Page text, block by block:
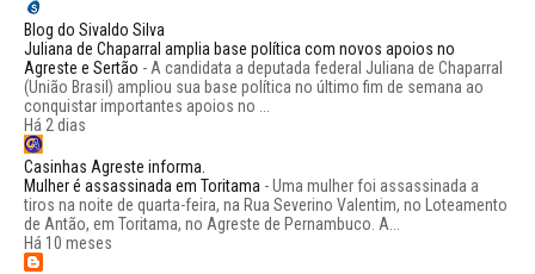
Blog do Sivaldo Silva
Juliana de Chaparral amplia base política com novos apoios no
Agreste e Sertão -A candidata a deputada federal Juliana de Chaparral
(União Brasil) ampliou sua base política no último fim de semana ao
conquistar importantes apoios no ...
Há 2 dias
Casinhas Agreste informa.
Mulher é assassinada em Toritama -Uma mulher foi assassinada a
tiros na noite de quarta-feira, na Rua Severino Valentim, no Loteamento
de Antão, em Toritama, no Agreste de Pernambuco. A...
Há 10 meses